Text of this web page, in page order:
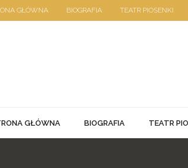
GŁÓWNA BIOGRAFIA TEATR PIOSENKI
GŁÓWNA BIOGRAFIA TEATR